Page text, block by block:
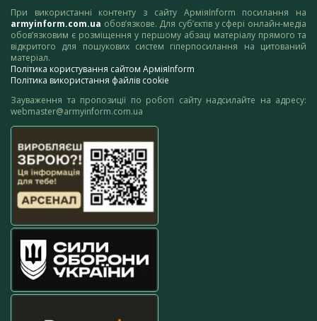
При використанні контенту з сайту АрміяInform посилання на
armyinform.com.ua обов’язкове. Для суб’єктів у сфері онлайн-медіа
обов’язковим є розміщення у першому абзаці матеріалу прямого та
відкритого для пошукових систем гіперпосилання на цитований
матеріал.
Політика користування сайтом АрміяInform
Політика використання файлів cookie
Зауваження та пропозиції по роботі сайту надсилайте на адресу:
webmaster@armyinform.com.ua